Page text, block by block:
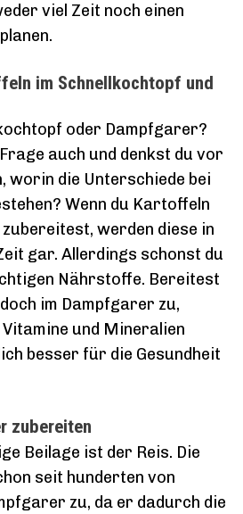
viel Zeit noch einen
im Schnellkochtopf und
oder Dampfgarer?
auch und denkst du vor
worin die Unterschiede bei
Wenn du Kartoffeln
werden diese in
gar. Allerdings schonst du
Nährstoffe. Bereitest
im Dampfgarer zu,
und Mineralien
besser für die Gesundheit
zubereiten
Beilage ist der Reis. Die
seit hunderten von
zu, da er dadurch die